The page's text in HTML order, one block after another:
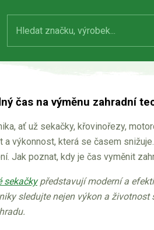
čas na výměnu zahradní
ať už sekačky, křovinořezy,
a výkonnost, která se časem
Jak poznat, kdy je čas vyměnit
sekačkypředstavují moderní a
sledujte nejen výkon a